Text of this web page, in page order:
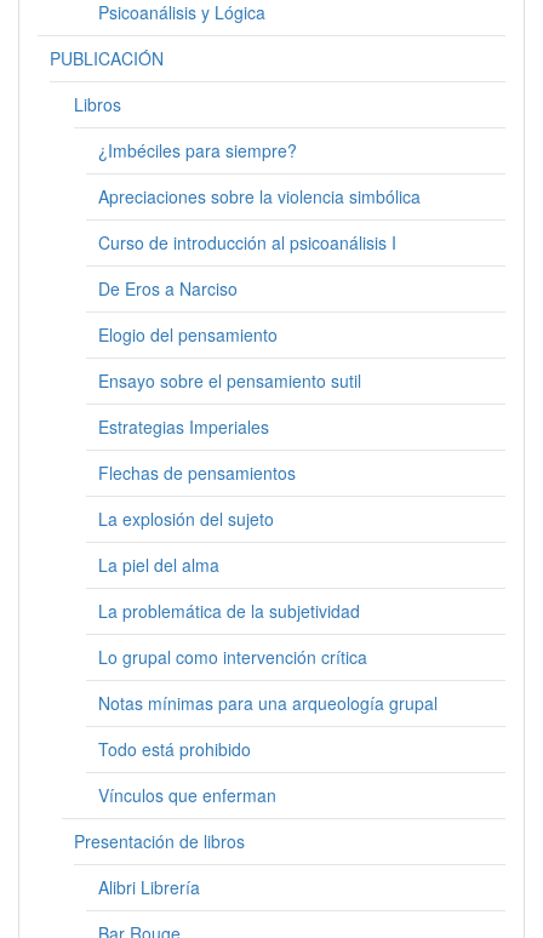
Psicoanálisis y Lógica
PUBLICACIÓN
Libros
¿Imbéciles para siempre?
Apreciaciones sobre la violencia simbólica
Curso de introducción al psicoanálisis I
De Eros a Narciso
Elogio del pensamiento
Ensayo sobre el pensamiento sutil
Estrategias Imperiales
Flechas de pensamientos
La explosión del sujeto
La piel del alma
La problemática de la subjetividad
Lo grupal como intervención crítica
Notas mínimas para una arqueología grupal
Todo está prohibido
Vínculos que enferman
Presentación de libros
Alibri Librería
Bar Rouge